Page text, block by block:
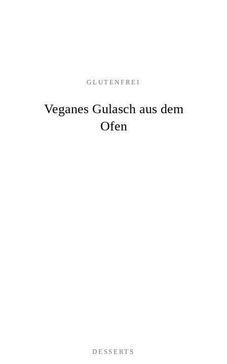
GLUTENFREI
Veganes Gulasch aus dem
Ofen
DESSERTS